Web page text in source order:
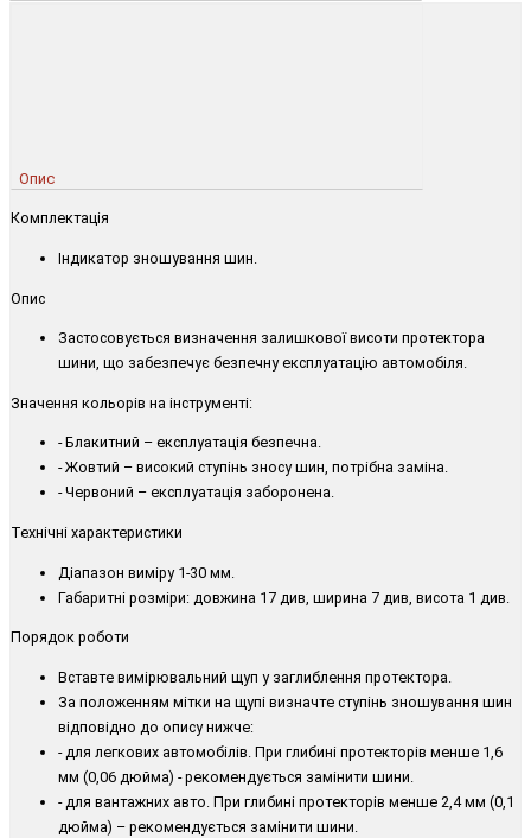
Опис
Комплектація
Індикатор зношування шин.
Опис
Застосовується визначення залишкової висоти протектора
шини, що забезпечує безпечну експлуатацію автомобіля.
Значення кольорів на інструменті:
- Блакитний – експлуатація безпечна.
- Жовтий – високий ступінь зносу шин, потрібна заміна.
- Червоний – експлуатація заборонена.
Технічні характеристики
Діапазон виміру 1-30 мм.
Габаритні розміри: довжина 17 див, ширина 7 див, висота 1 див.
Порядок роботи
Вставте вимірювальний щуп у заглиблення протектора.
За положенням мітки на щупі визначте ступінь зношування шин
відповідно до опису нижче:
- для легкових автомобілів. При глибині протекторів менше 1,6
мм (0,06 дюйма) - рекомендується замінити шини.
- для вантажних авто. При глибині протекторів менше 2,4 мм (0,1
дюйма) – рекомендується замінити шини.